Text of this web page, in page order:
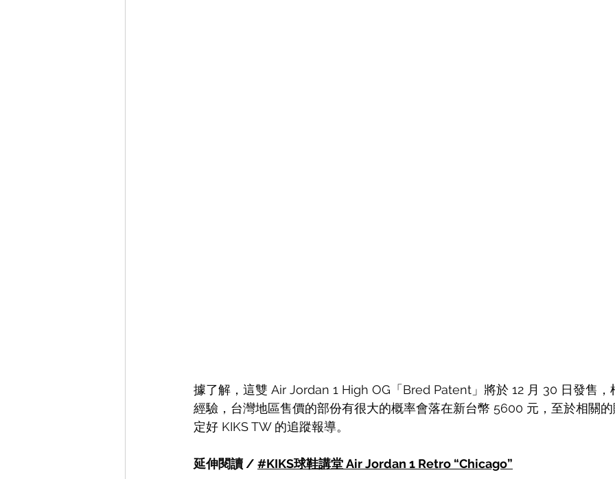
據了解，這雙 Air Jordan 1 High OG「Bred Patent」將於 12 月 30 日發售，
經驗，台灣地區售價的部份有很大的概率會落在新台幣 5600 元，至於相關
定好 KIKS TW 的追蹤報導。
延伸閱讀 / #KIKS球鞋講堂 Air Jordan 1 Retro “Chicago”